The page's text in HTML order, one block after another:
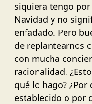
siquiera tengo
Navidad y no
enfadado. Pero
de replantearnos
con mucha
racionalidad.
qué lo hago?
establecido o por